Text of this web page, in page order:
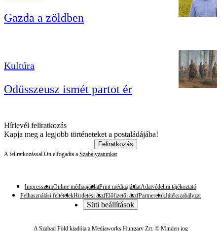
Gazda a zöldben
Kultúra
Odüsszeusz ismét partot ér
Hírlevél feliratkozás
Kapja meg a legjobb történeteket a postaládájába!
Feliratkozás
A feliratkozással Ön elfogadta a Szabályzatunkat
ImpresszumOnline médiaajánlatPrint médiaajánlatAdatvédelmi tájékoztató
Felhasználási feltételekHirdetési ászfElőfizetői ászfPartnereinkJátékszabályzat
Süti beállítások
A Szabad Föld kiadója a Mediaworks Hungary Zrt. © Minden jog